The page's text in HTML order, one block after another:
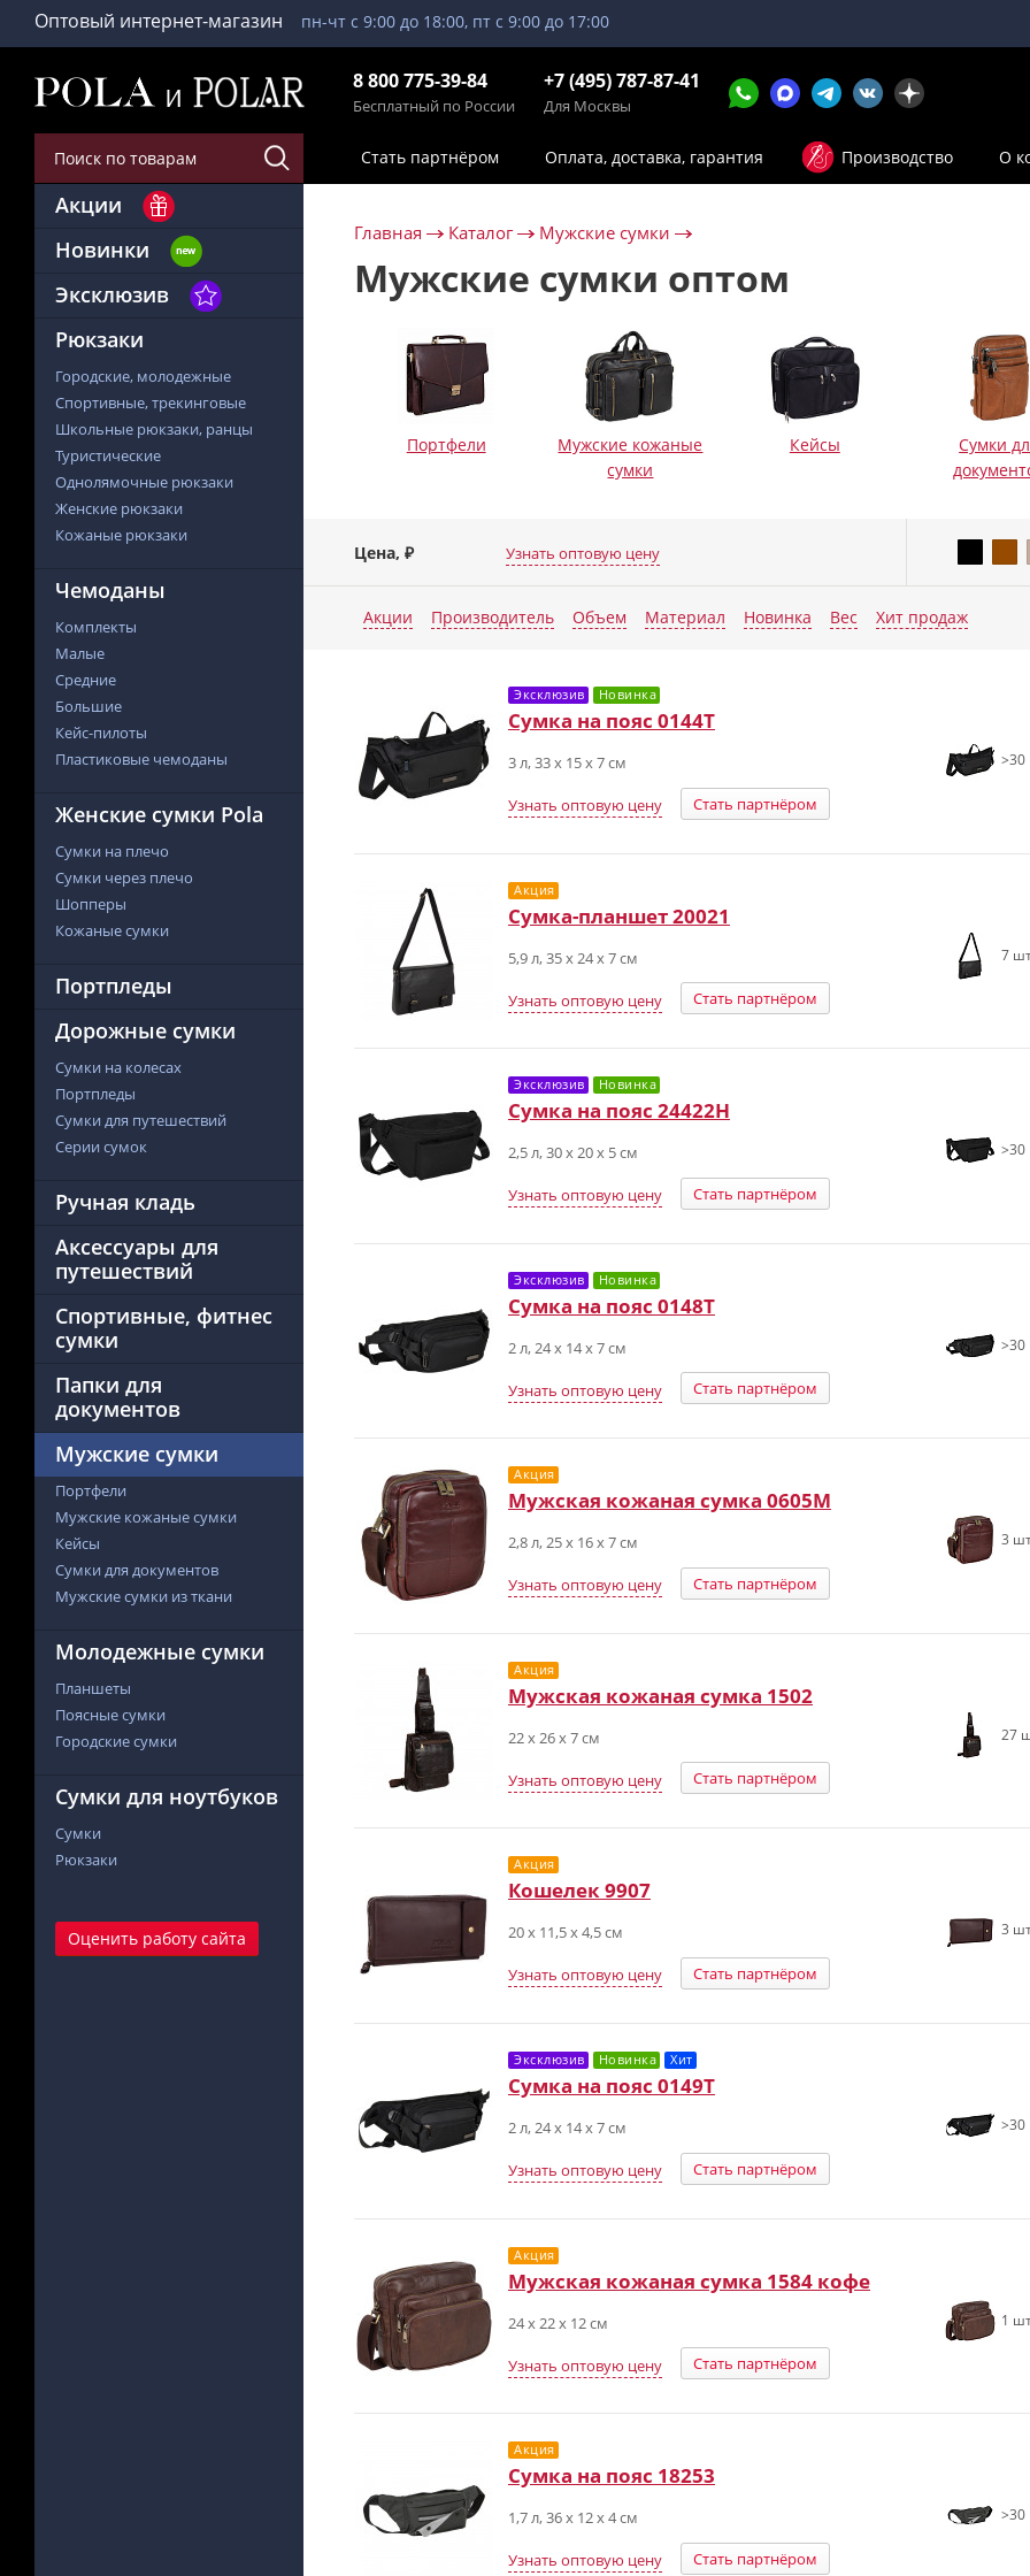
Оптовый интернет-магазин пн-чт с 9:00 до 18:00, пт с 9:00 до 17:00
8 800 775-39-84
Бесплатный по России
+7 (495) 787-87-41
Для Москвы
Стать партнёром Оплата, доставка, гарантия Производство О
Акции
Новинки
Эксклюзив
Рюкзаки
Городские, молодежные
Спортивные, трекинговые
Школьные рюкзаки, ранцы
Туристические
Однолямочные рюкзаки
Женские рюкзаки
Кожаные рюкзаки
Чемоданы
Комплекты
Малые
Средние
Большие
Кейс-пилоты
Пластиковые чемоданы
Женские сумки Pola
Сумки на плечо
Сумки через плечо
Шопперы
Кожаные сумки
Портпледы
Дорожные сумки
Сумки на колесах
Портпледы
Сумки для путешествий
Серии сумок
Ручная кладь
Аксессуары для
путешествий
Спортивные, фитнес
сумки
Папки для
документов
Мужские сумки
Портфели
Мужские кожаные сумки
Кейсы
Сумки для документов
Мужские сумки из ткани
Молодежные сумки
Планшеты
Поясные сумки
Городские сумки
Сумки для ноутбуков
Сумки
Рюкзаки
Оценить работу сайта
Главная Каталог Мужские сумки
Мужские сумки оптом
Портфели
Мужские кожаные
сумки
Кейсы
Сумки
Цена, ₽ Узнать оптовую цену
Акции Производитель Объем Материал Новинка Вес Хит продаж
Эксклюзив Новинка
Сумка на пояс 0144T
3 л, 33 х 15 х 7 см
Узнать оптовую цену Стать партнёром
>30
Акция
Сумка-планшет 20021
5,9 л, 35 х 24 х 7 см
Узнать оптовую цену Стать партнёром
7
Эксклюзив Новинка
Сумка на пояс 24422H
2,5 л, 30 х 20 х 5 см
Узнать оптовую цену Стать партнёром
>30
Эксклюзив Новинка
Сумка на пояс 0148T
2 л, 24 х 14 х 7 см
Узнать оптовую цену Стать партнёром
>30
Акция
Мужская кожаная сумка 0605М
2,8 л, 25 х 16 х 7 см
Узнать оптовую цену Стать партнёром
3
Акция
Мужская кожаная сумка 1502
22 х 26 х 7 см
Узнать оптовую цену Стать партнёром
27
Акция
Кошелек 9907
20 х 11,5 х 4,5 см
Узнать оптовую цену Стать партнёром
3
Эксклюзив Новинка Хит
Сумка на пояс 0149T
2 л, 24 х 14 х 7 см
Узнать оптовую цену Стать партнёром
>30
Акция
Мужская кожаная сумка 1584 кофе
24 х 22 х 12 см
Узнать оптовую цену Стать партнёром
1
Акция
Сумка на пояс 18253
1,7 л, 36 x 12 x 4 см
Узнать оптовую цену Стать партнёром
>30